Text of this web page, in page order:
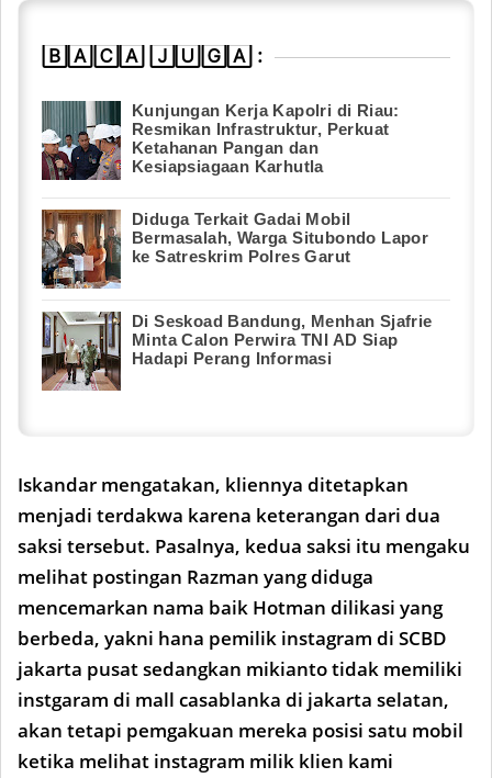
🄱🄰🄲🄰 🄹🅄🄶🄰 :
Kunjungan Kerja Kapolri di Riau:
Resmikan Infrastruktur, Perkuat
Ketahanan Pangan dan
Kesiapsiagaan Karhutla
Diduga Terkait Gadai Mobil
Bermasalah, Warga Situbondo Lapor
ke Satreskrim Polres Garut
Di Seskoad Bandung, Menhan Sjafrie
Minta Calon Perwira TNI AD Siap
Hadapi Perang Informasi
Iskandar mengatakan, kliennya ditetapkan
menjadi terdakwa karena keterangan dari dua
saksi tersebut. Pasalnya, kedua saksi itu mengaku
melihat postingan Razman yang diduga
mencemarkan nama baik Hotman dilikasi yang
berbeda, yakni hana pemilik instagram di SCBD
jakarta pusat sedangkan mikianto tidak memiliki
instgaram di mall casablanka di jakarta selatan,
akan tetapi pemgakuan mereka posisi satu mobil
ketika melihat instagram milik klien kami